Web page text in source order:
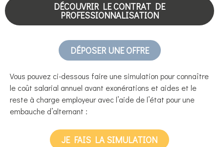
DÉCOUVRIR LE CONTRAT DE
PROFESSIONNALISATION
DÉPOSER UNE OFFRE
Vous pouvez ci-dessous faire une simulation pour connaître
le coût salarial annuel avant exonérations et aides et le
reste à charge employeur avec l’aide de l’état pour une
embauche d’alternant :
JE FAIS LA SIMULATION